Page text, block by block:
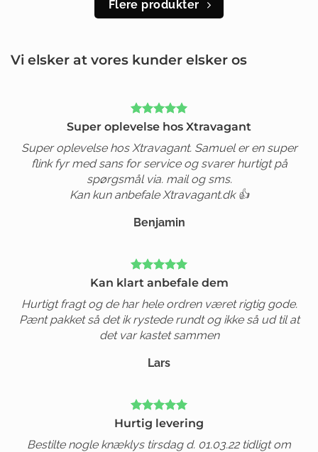
Flere produkter
Vi elsker at vores kunder elsker os
Super oplevelse hos Xtravagant
Super oplevelse hos Xtravagant. Samuel er en super
flink fyr med sans for service og svarer hurtigt på
spørgsmål via. mail og sms.
Kan kun anbefale Xtravagant.dk 👍
Benjamin
Kan klart anbefale dem
Hurtigt fragt og de har hele ordren været rigtig gode.
Pænt pakket så det ik rystede rundt og ikke så ud til at
det var kastet sammen
Lars
Hurtig levering
Bestilte nogle knæklys tirsdag d. 01.03.22 tidligt om